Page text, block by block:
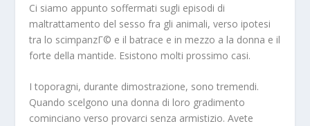
Ci siamo appunto soffermati sugli episodi di
maltrattamento del sesso fra gli animali, verso ipotesi
tra lo scimpanzГ© e il batrace e in mezzo a la donna e il
forte della mantide. Esistono molti prossimo casi.
I toporagni, durante dimostrazione, sono tremendi.
Quando scelgono una donna di loro gradimento
cominciano verso provarci senza armistizio. Avete